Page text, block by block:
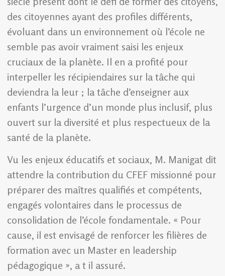
des citoyennes ayant des profiles différents,
évoluant dans un environnement où l’école ne
semble pas avoir vraiment saisi les enjeux
cruciaux de la planète. Il en a profité pour
interpeller les récipiendaires sur la tâche qui
deviendra la leur ; la tâche d’enseigner aux
enfants l’urgence d’un monde plus inclusif, plus
ouvert sur la diversité et plus respectueux de la
santé de la planète.
Vu les enjeux éducatifs et sociaux, M. Manigat dit
attendre la contribution du CFEF missionné pour
préparer des maîtres qualifiés et compétents,
engagés volontaires dans le processus de
consolidation de l’école fondamentale. « Pour
cause, il est envisagé de renforcer les filières de
formation avec un Master en leadership
pédagogique », a t il assuré.